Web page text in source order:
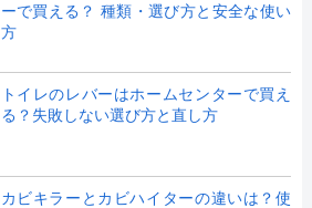
ーで買える？ 種類・選び方と安全な使い
方
トイレのレバーはホームセンターで買え
る？失敗しない選び方と直し方
カビキラーとカビハイターの違いは？使